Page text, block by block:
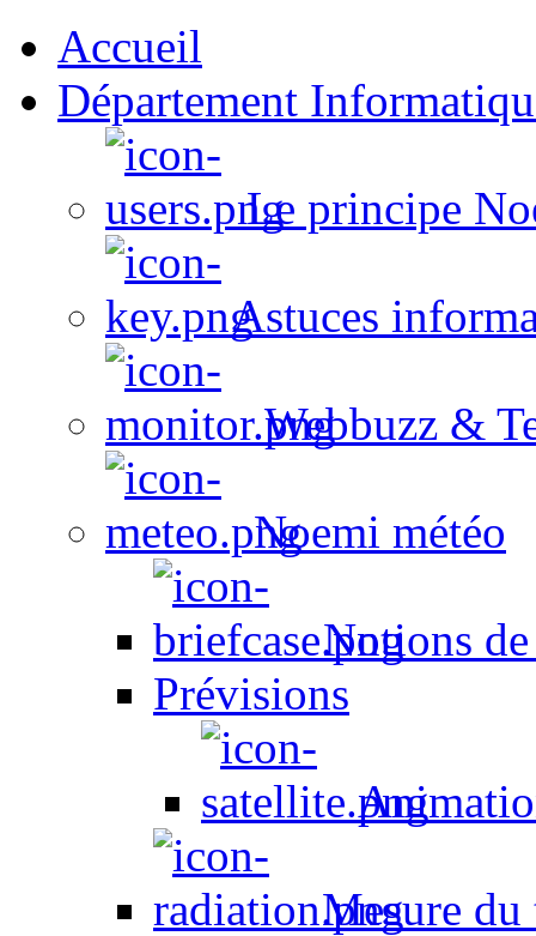
Accueil
Département
Le principe
Astuces
Webbuzz &
Noemi météo
Notions
Prévisions
Mesure du